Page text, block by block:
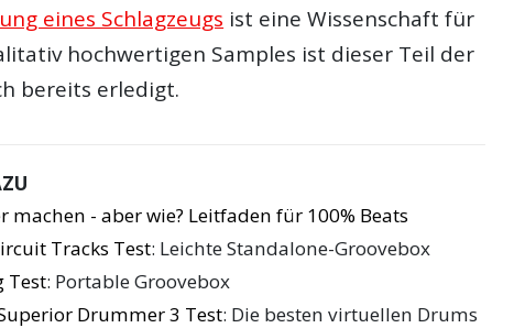
eines Schlagzeugs ist eine Wissenschaft für
hochwertigen Samples ist dieser Teil der
bereits erledigt.
machen - aber wie? Leitfaden für 100% Beats
Tracks Test: Leichte Standalone-Groovebox
Test: Portable Groovebox
Drummer 3 Test: Die besten virtuellen Drums